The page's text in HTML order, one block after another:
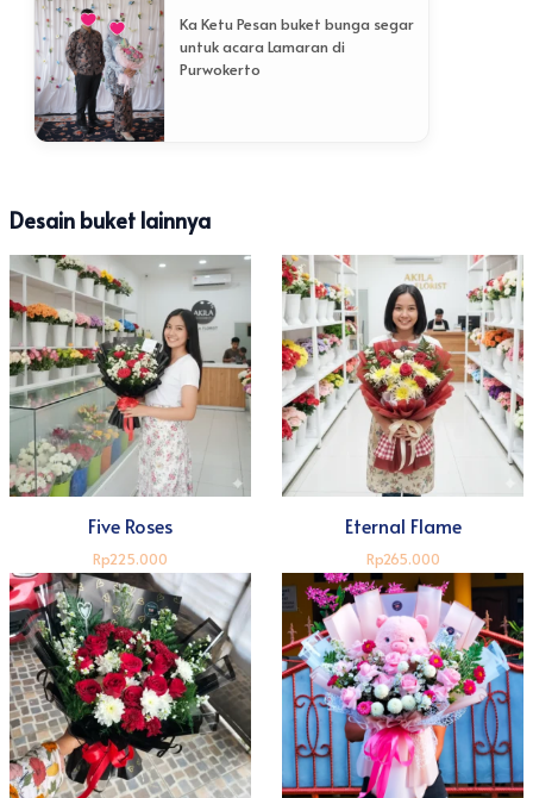
Ka Ketu Pesan buket bunga segar
untuk acara Lamaran di
Purwokerto
Desain buket lainnya
Five Roses
Rp225.000
Eternal Flame
Rp265.000